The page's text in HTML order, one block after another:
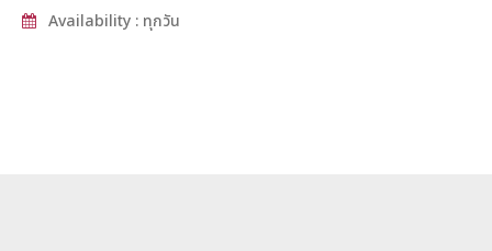
Availability : ทุกวัน